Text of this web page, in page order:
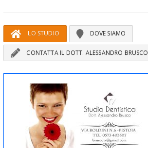
LO STUDIO DOVE SIAMO
CONTATTA IL DOTT. ALESSANDRO BRUSCO